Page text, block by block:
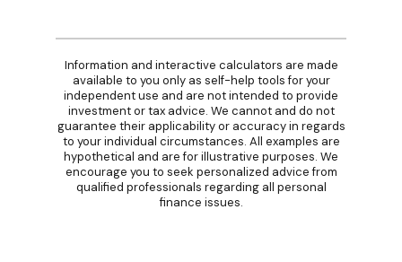
Information and interactive calculators are made
available to you only as self-help tools for your
independent use and are not intended to provide
investment or tax advice. We cannot and do not
guarantee their applicability or accuracy in regards
to your individual circumstances. All examples are
hypothetical and are for illustrative purposes. We
encourage you to seek personalized advice from
qualified professionals regarding all personal
finance issues.